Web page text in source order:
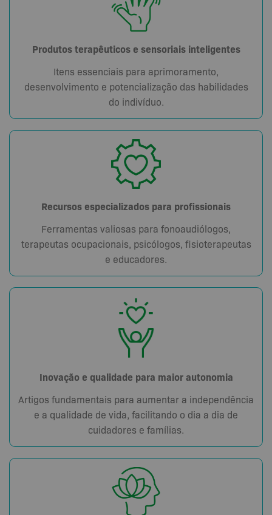
Produtos terapêuticos e sensoriais inteligentes
Itens essenciais para aprimoramento,
desenvolvimento e potencialização das habilidades
do indivíduo.
Recursos especializados para profissionais
Ferramentas valiosas para fonoaudiólogos,
terapeutas ocupacionais, psicólogos, fisioterapeutas
e educadores.
Inovação e qualidade para maior autonomia
Artigos fundamentais para aumentar a independência
e a qualidade de vida, facilitando o dia a dia de
cuidadores e famílias.